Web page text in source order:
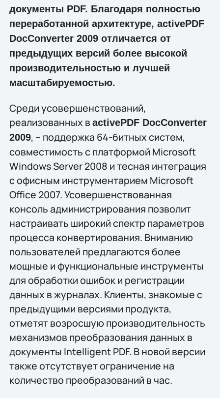
документы PDF. Благодаря полностью
переработанной архитектуре, activePDF
DocConverter 2009 отличается от
предыдущих версий более высокой
производительностью и лучшей
масштабируемостью.
Среди усовершенствований,
реализованных в activePDF DocConverter
2009, – поддержка 64-битных систем,
совместимость с платформой Microsoft
Windows Server 2008 и тесная интеграция
с офисным инструментарием Microsoft
Office 2007. Усовершенствованная
консоль администрирования позволит
настраивать широкий спектр параметров
процесса конвертирования. Вниманию
пользователей предлагаются более
мощные и функциональные инструменты
для обработки ошибок и регистрации
данных в журналах. Клиенты, знакомые с
предыдущими версиями продукта,
отметят возросшую производительность
механизмов преобразования данных в
документы Intelligent PDF. В новой версии
также отсутствует ограничение на
количество преобразований в час.